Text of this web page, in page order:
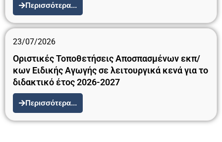
Περισσότερα...
23/07/2026
Οριστικές Τοποθετήσεις Αποσπασμένων εκπ/
κων Ειδικής Αγωγής σε λειτουργικά κενά για το
διδακτικό έτος 2026-2027
Περισσότερα...